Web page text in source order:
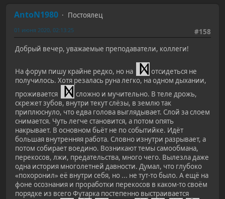
AntoN1980
Постоялец
#158
01 июня 2020, 02:13:25
Добрый вечер, уважаемые преподаватели, коллеги!
На форум пишу крайне редко, но на
отсидеться не
получилось. Хотя резалась руна легко, на одном дыхании,
проживается
сложно и мучительно. В теле дрожь,
скрежет зубов, внутри текут слёзы, в землю так
приплюснуло, что едва голова выглядывает. Слой за слоем
снимается. Чуть легче становится, а потом опять
накрывает. В основном бьёт не по событийке. Идёт
большая внутренняя работа. Словно изнутри разрывает, а
потом собирает воедино. Возникают темы самообмана,
перекосов, лжи, предательства, много чего. Вылезла даже
одна история многолетней давности. Думал, что глубоко
«похоронил» её внутри себя, но ... не тут-то было. А ещё на
фоне осознания и проработки перекосов в каком-то своём
порядке из всего Футарка постепенно выстраивается